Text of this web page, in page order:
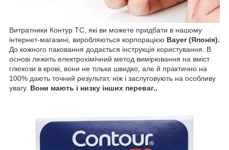
Витратники Контур ТС, які ви можете придбати в нашому
інтернет-магазині, виробляються корпорацією Bayer (Японія).
До кожного паковання додається інструкція користування. В
основі лежить електрохімічний метод вимірювання на вміст
глюкози в крові, вони не тільки швидко, але й практично на
100% дають точний результат, ніж і заслуговують на особливу
увагу. Вони мають і низку інших переваг..